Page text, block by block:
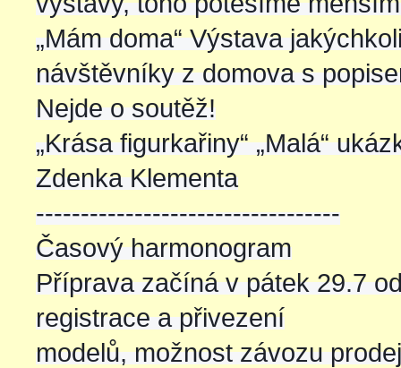
„Mám doma“ Výstava
návštěvníky z domova s
Nejde o soutěž!
„Krása figurkařiny“ „Malá“
Zdenka Klementa
----------------------------------
Časový harmonogram
Příprava začíná v pátek 29.7
registrace a přivezení
modelů, možnost závozu